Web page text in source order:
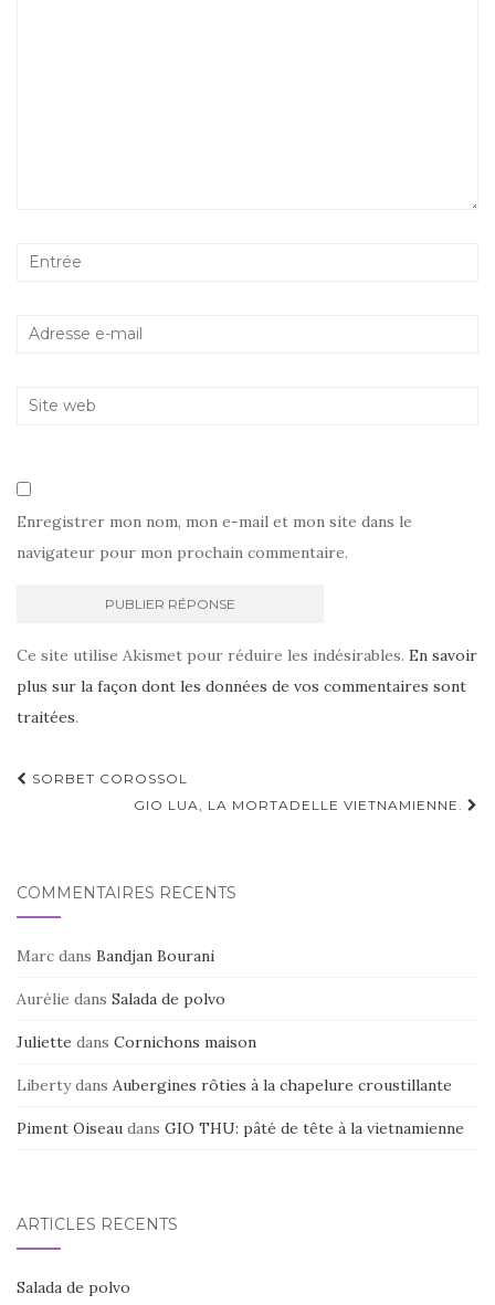
Enregistrer mon nom, mon e-mail et mon site dans le
navigateur pour mon prochain commentaire.
Ce site utilise Akismet pour réduire les indésirables. En savoir
plus sur la façon dont les données de vos commentaires sont
traitées.
Navigation
d'article
SORBET COROSSOL
GIO LUA, LA MORTADELLE VIETNAMIENNE.
COMMENTAIRES RÉCENTS
Marc dans Bandjan Bourani
Aurélie dans Salada de polvo
Juliette dans Cornichons maison
Libertydans Aubergines rôties à la chapelure croustillante
Piment Oiseau dans GIO THU: pâté de tête à la vietnamienne
ARTICLES RÉCENTS
Salada de polvo